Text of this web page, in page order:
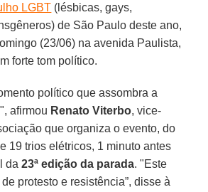
LGBT (lésbicas, gays,
de São Paulo deste ano,
(23/06) na avenida Paulista,
forte tom político.
político que assombra a
", afirmou Renato Viterbo, vice-
que organiza o evento, do
19 trios elétricos, 1 minuto antes
da 23ª edição da parada. "Este
protesto e resistência”, disse à